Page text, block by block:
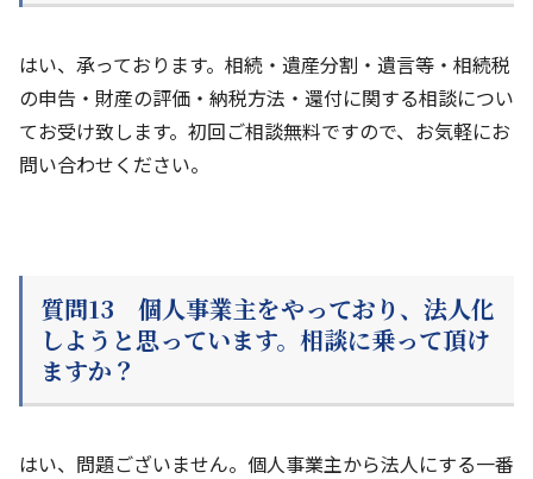
はい、承っております。相続・遺産分割・遺言等・相続税
の申告・財産の評価・納税方法・還付に関する相談につい
てお受け致します。初回ご相談無料ですので、お気軽にお
問い合わせください。
質問13 個人事業主をやっており、法人化
しようと思っています。相談に乗って頂け
ますか？
はい、問題ございません。個人事業主から法人にする一番